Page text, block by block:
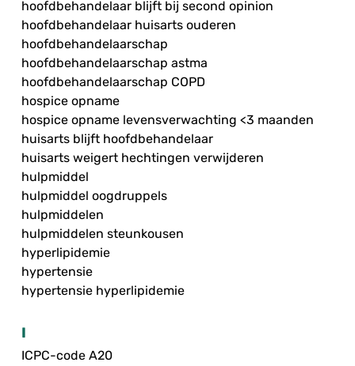
hoofdbehandelaar blijft bij second opinion
hoofdbehandelaar huisarts ouderen
hoofdbehandelaarschap
hoofdbehandelaarschap astma
hoofdbehandelaarschap COPD
hospice opname
hospice opname levensverwachting <3 maanden
huisarts blijft hoofdbehandelaar
huisarts weigert hechtingen verwijderen
hulpmiddel
hulpmiddel oogdruppels
hulpmiddelen
hulpmiddelen steunkousen
hyperlipidemie
hypertensie
hypertensie hyperlipidemie
I
ICPC-code A20